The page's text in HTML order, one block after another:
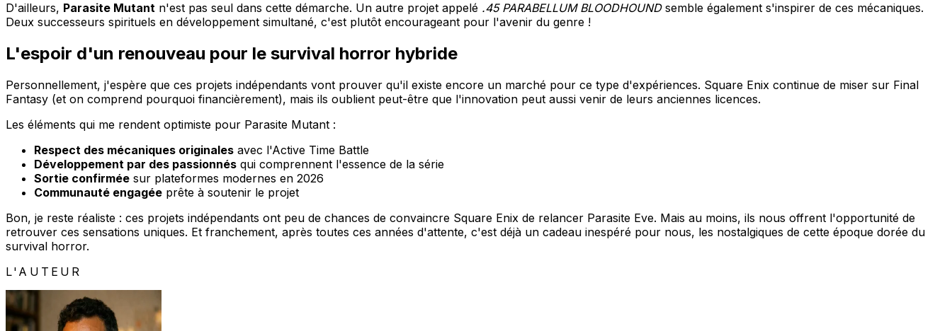
D'ailleurs, Parasite Mutant n'est pas seul dans cette démarche. Un autre projet appelé .45 PARABELLUM BLOODHOUNDsemble également s'inspirer de ces mécaniques.
Deux successeurs spirituels en développement simultané, c'est plutôt encourageant pour l'avenir du genre !
L'espoir d'un renouveau pour le survival horror hybride
Personnellement, j'espère que ces projets indépendants vont prouver qu'il existe encore un marché pour ce type d'expériences. Square Enix continue de miser sur Final
Fantasy (et on comprend pourquoi financièrement), mais ils oublient peut-être que l'innovation peut aussi venir de leurs anciennes licences.
Les éléments qui me rendent optimiste pour Parasite Mutant :
Respect des mécaniques originales avec l'Active Time Battle
Développement par des passionnés qui comprennent l'essence de la série
Sortie confirmée sur plateformes modernes en 2026
Communauté engagée prête à soutenir le projet
Bon, je reste réaliste : ces projets indépendants ont peu de chances de convaincre Square Enix de relancer Parasite Eve. Mais au moins, ils nous offrent l'opportunité de
retrouver ces sensations uniques. Et franchement, après toutes ces années d'attente, c'est déjà un cadeau inespéré pour nous, les nostalgiques de cette époque dorée du
survival horror.
L'AUTEUR